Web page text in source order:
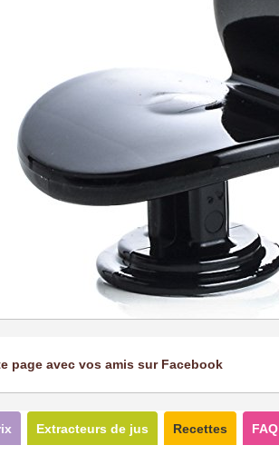
page avec vos amis sur Facebook
Extracteurs de jus Recettes FAQ